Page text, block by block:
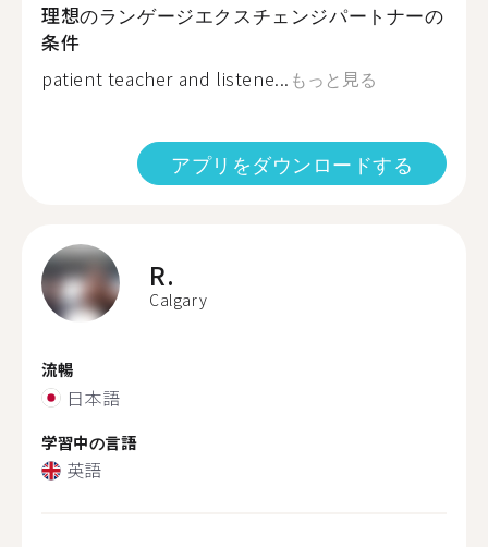
理想のランゲージエクスチェンジパートナーの
条件
patient teacher and listene... もっと見る
アプリをダウンロードする
R.
Calgary
流暢
日本語
学習中の言語
英語